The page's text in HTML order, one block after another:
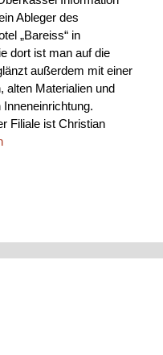
Ableger des
„Bareiss“ in
dort ist man auf die
außerdem mit einer
alten Materialien und
Filiale ist Christian